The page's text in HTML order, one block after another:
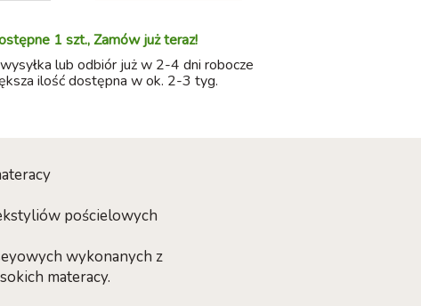
1 szt., Zamów już teraz!
lub odbiór już w 2-4 dni robocze
ilość dostępna w ok. 2-3 tyg.
pościelowych
wykonanych z
materacy.